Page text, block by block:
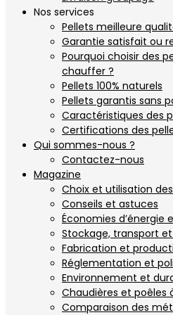
Nos services
Pellets meilleure
Garantie satisfait ou
Pourquoi choisir des
chauffer ?
Pellets 100% naturels
Pellets garantis sans
Caractéristiques des
Certifications des
Qui sommes-nous ?
Contactez-nous
Magazine
Choix et utilisation
Conseils et astuces
Économies
Stockage, transport
Fabrication et
Réglementation et
Environnement et
Chaudières et poêles
Comparaison des